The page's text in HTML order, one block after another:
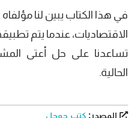
في هذا الكتاب يبين لنا
الاقتصاديات، عندما يتم
تساعدنا على حل أعتى
الحالية.
المصدر: كتب جوجل